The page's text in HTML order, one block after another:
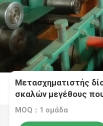
Μετασχηματιστής
σκαλών μεγέθους
μηχανών τις τρύπες
MOQ：1 ομάδα